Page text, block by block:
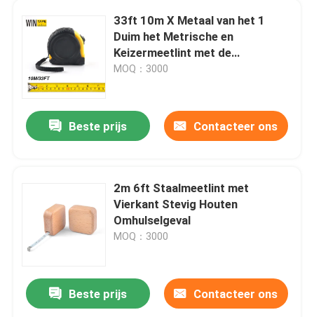
33ft 10m X Metaal van het 1
Duim het Metrische en
Keizermeetlint met de
Aangemaakte Haak van het
MOQ：3000
Beste prijs Contacteer ons
2m 6ft Staalmeetlint met
Vierkant Stevig Houten
Omhulselgeval
MOQ：3000
Beste prijs Contacteer ons